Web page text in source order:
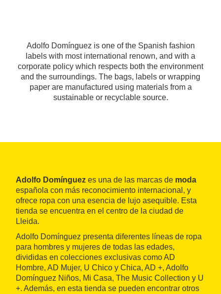
Adolfo Domínguez is one of the Spanish fashion
labels with most international renown, and with a
corporate policy which respects both the environment
and the surroundings. The bags, labels or wrapping
paper are manufactured using materials from a
sustainable or recyclable source.
Adolfo Domínguez es una de las marcas de moda
española con más reconocimiento internacional, y
ofrece ropa con una esencia de lujo asequible. Esta
tienda se encuentra en el centro de la ciudad de
Lleida.
Adolfo Domínguez presenta diferentes líneas de ropa
para hombres y mujeres de todas las edades,
divididas en colecciones exclusivas como AD
Hombre, AD Mujer, U Chico y Chica, AD +, Adolfo
Domínguez Niños, Mi Casa, The Music Collection y U
+. Además, en esta tienda se pueden encontrar otros